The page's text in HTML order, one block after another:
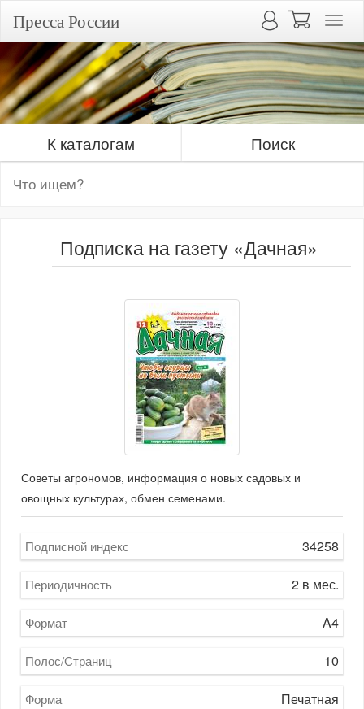
Пресса России
К каталогам Поиск
Подписка на газету «Дачная»
Советы агрономов, информация о новых садовых и
овощных культурах, обмен семенами.
Подписной индекс 34258
Периодичность 2 в мес.
Формат A4
Полос/Страниц 10
Форма Печатная